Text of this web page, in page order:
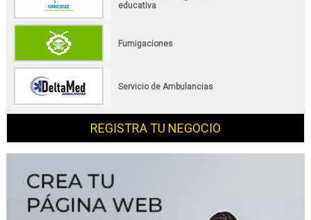
educativa
Fumigaciones
Servicio de Ambulancias
REGISTRA TU NEGOCIO